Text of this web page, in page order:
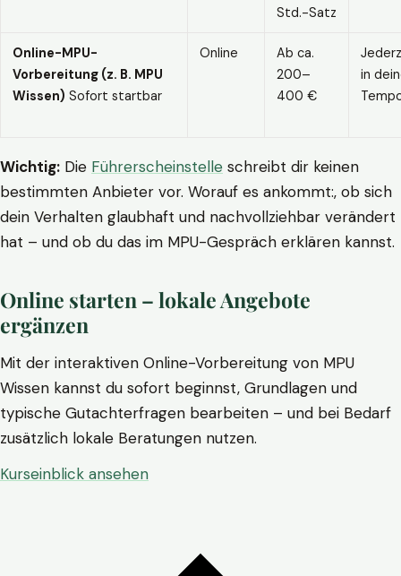
Std.-Satz
Online-MPU-
Vorbereitung (z. B. MPU
Wissen) Sofort startbar
Online
Ab ca.
200–
400 €
in
Wichtig: Die Führerscheinstelle schreibt dir keinen
bestimmten Anbieter vor. Worauf es ankommt:, ob sich
dein Verhalten glaubhaft und nachvollziehbar verändert
hat – und ob du das im MPU-Gespräch erklären kannst.
Online starten – lokale Angebote
ergänzen
Mit der interaktiven Online-Vorbereitung von MPU
Wissen kannst du sofort beginnst, Grundlagen und
typische Gutachterfragen bearbeiten – und bei Bedarf
zusätzlich lokale Beratungen nutzen.
Kurseinblick ansehen